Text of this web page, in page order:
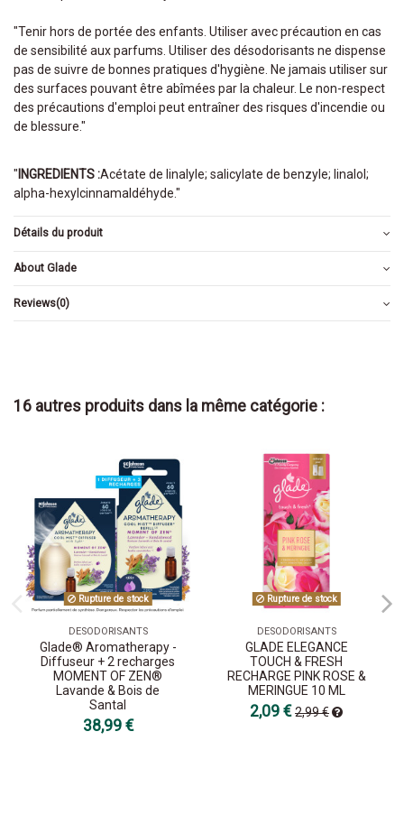
"Tenir hors de portée des enfants. Utiliser avec précaution en cas
de sensibilité aux parfums. Utiliser des désodorisants ne dispense
pas de suivre de bonnes pratiques d'hygiène. Ne jamais utiliser sur
des surfaces pouvant être abîmées par la chaleur. Le non-respect
des précautions d'emploi peut entraîner des risques d'incendie ou
de blessure."
" INGREDIENTS :Acétate de linalyle; salicylate de benzyle; linalol;
alpha-hexylcinnamaldéhyde."
Détails du produit
About Glade
Reviews(0)
16 autres produits dans la même catégorie :
Rupture de stock
DESODORISANTS
Glade® Aromatherapy -
Diffuseur + 2 recharges
MOMENT OF ZEN®
Lavande & Bois de
Santal
38,99 €
Rupture de stock
DESODORISANTS
GLADE ELEGANCE
TOUCH & FRESH
RECHARGE PINK ROSE &
MERINGUE 10 ML
2,09 €2,99 €